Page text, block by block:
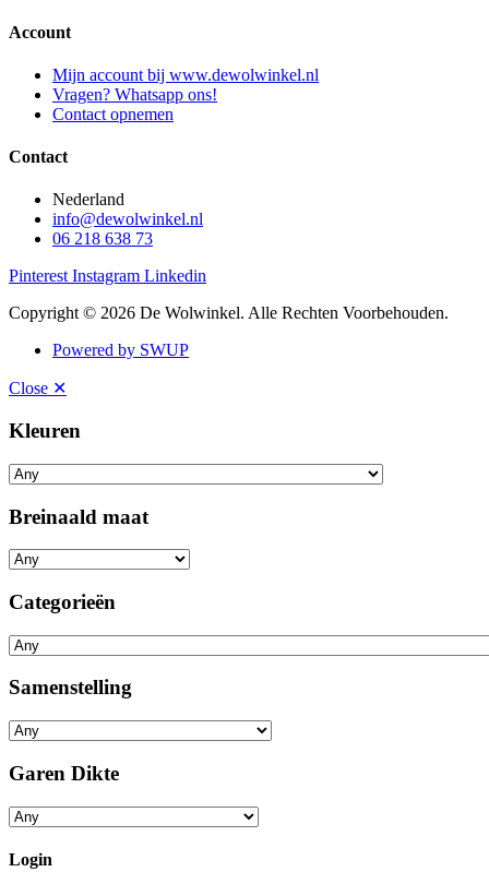
Account
Mijn account bij www.dewolwinkel.nl
Vragen? Whatsapp ons!
Contact opnemen
Contact
Nederland
info@dewolwinkel.nl
06 218 638 73
Pinterest Instagram Linkedin
Copyright © 2026 De Wolwinkel. Alle Rechten Voorbehouden.
Powered by SWUP
Close ✕
Kleuren
Breinaald maat
Categorieën
Samenstelling
Garen Dikte
Login